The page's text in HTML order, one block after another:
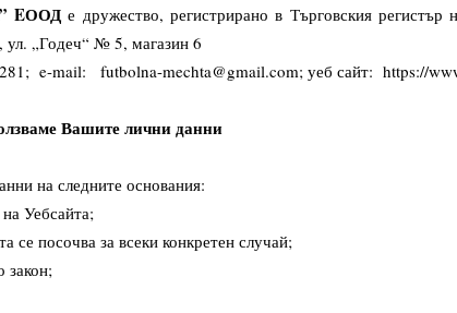
EООД е дружество, регистрирано в Търговския
„Годеч“ № 5, магазин 6
e-mail: futbolna-mechta@gmail.com; уеб сайт: https://
Вашите лични данни
на следните основания:
Уебсайта;
посочва за всеки конкретен случай;